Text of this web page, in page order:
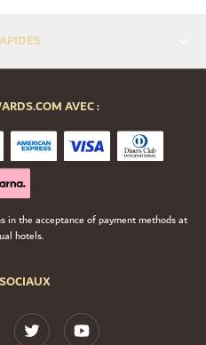
AVEC :
in the acceptance of payment methods at
hotels.